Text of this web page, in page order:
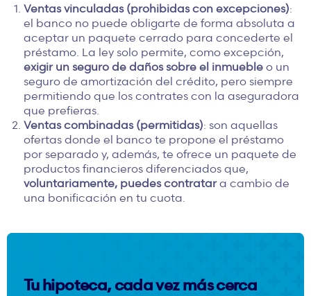
Ventas vinculadas (prohibidas con excepciones):
el banco no puede obligarte de forma absoluta a
aceptar un paquete cerrado para concederte el
préstamo. La ley solo permite, como excepción,
exigir un seguro de daños sobre el inmueble o un
seguro de amortización del crédito, pero siempre
permitiendo que los contrates con la aseguradora
que prefieras.
Ventas combinadas (permitidas): son aquellas
ofertas donde el banco te propone el préstamo
por separado y, además, te ofrece un paquete de
productos financieros diferenciados que,
voluntariamente, puedes contratara cambio de
una bonificación en tu cuota.
Tu hipoteca, cada vez más cerca